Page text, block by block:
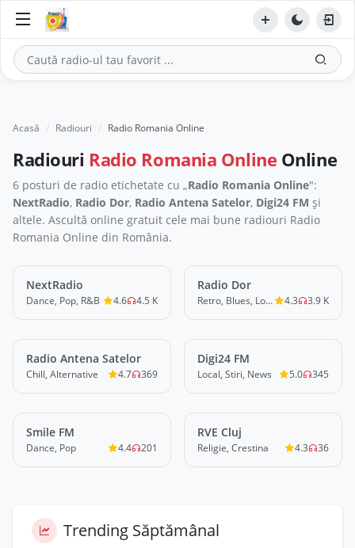
Acasă Radiouri Radio Romania Online
Radiouri Radio Romania Online Online
6 posturi de radio etichetate cu „Radio Romania Online":
NextRadio, Radio Dor, Radio Antena Satelor, Digi24 FM și
altele. Ascultă online gratuit cele mai bune radiouri Radio
Romania Online din România.
LIVE
NextRadio
Dance, Pop, R&B 4.6 4.5 K
LIVE
Radio Dor
Retro, Blues, Love 4.3 3.9 K
LIVE
Radio Antena Satelor
Chill, Alternative 4.7 369
LIVE
Digi24 FM
Local, Stiri, News 5.0 345
LIVE
Smile FM
Dance, Pop 4.4 201
LIVE
RVE Cluj
Religie, Crestina 4.3 36
Trending Săptămânal